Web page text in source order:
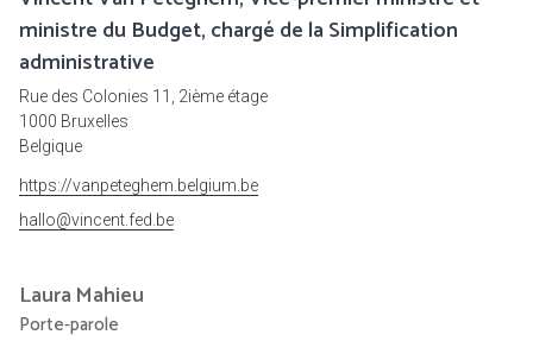
ministre du Budget, chargé de la Simplification
administrative
Rue des Colonies 11, 2ième étage
1000 Bruxelles
Belgique
https://vanpeteghem.belgium.be
hallo@vincent.fed.be
Laura Mahieu
Porte-parole